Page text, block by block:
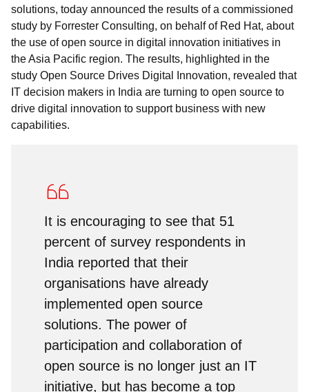
solutions, today announced the results of a commissioned
study by Forrester Consulting, on behalf of Red Hat, about
the use of open source in digital innovation initiatives in
the Asia Pacific region. The results, highlighted in the
study Open Source Drives Digital Innovation, revealed that
IT decision makers in India are turning to open source to
drive digital innovation to support business with new
capabilities.
It is encouraging to see that 51
percent of survey respondents in
India reported that their
organisations have already
implemented open source
solutions. The power of
participation and collaboration of
open source is no longer just an IT
initiative, but has become a top